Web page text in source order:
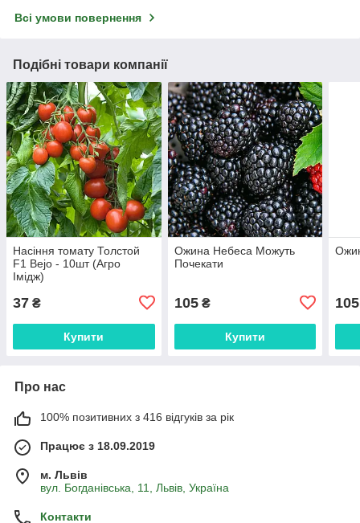
Всі умови повернення
Подібні товари компанії
Насіння томату Толстой
F1 Bejo - 10шт (Агро
Імідж)
37 ₴
Купити
Ожина Небеса Можуть
Почекати
105₴
Купити
105
Про нас
100% позитивних з 416 відгуків за рік
Працює з 18.09.2019
м. Львів
вул. Богданівська, 11, Львів, Україна
Контакти